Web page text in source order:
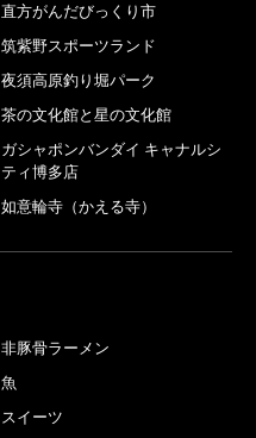
直方がんだびっくり市
筑紫野スポーツランド
夜須高原釣り堀パーク
茶の文化館と星の文化館
ガシャポンバンダイ キャナルシ
ティ博多店
如意輪寺（かえる寺）
非豚骨ラーメン
魚
スイーツ